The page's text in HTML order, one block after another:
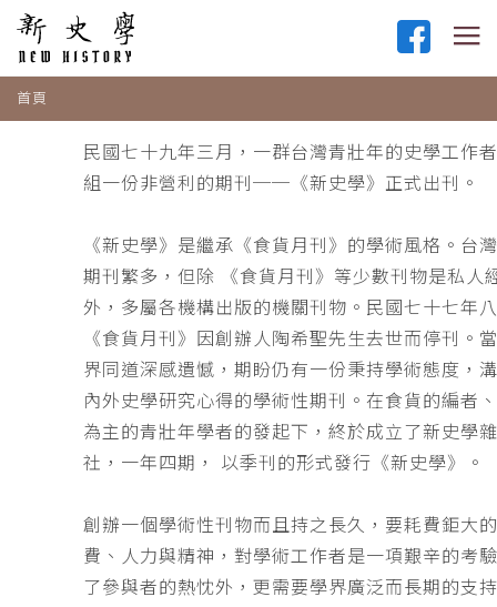
首頁
民國七十九年三月，一群台灣青壯年的史學工作
組一份非營利的期刊──《新史學》正式出刊。
《新史學》是繼承《食貨月刊》的學術風格。台
期刊繁多，但除 《食貨月刊》等少數刊物是私人
外，多屬各機構出版的機關刊物。民國七十七年
《食貨月刊》因創辦人陶希聖先生去世而停刊。
界同道深感遺憾，期盼仍有一份秉持學術態度，
內外史學研究心得的學術性期刊。在食貨的編者
為主的青壯年學者的發起下，終於成立了新史學
社，一年四期， 以季刊的形式發行《新史學》。
創辦一個學術性刊物而且持之長久，要耗費鉅大
費、人力與精神，對學術工作者是一項艱辛的考
了參與者的熱忱外，更需要學界廣泛而長期的支